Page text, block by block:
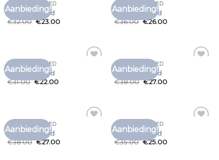
Aanbieding!
T SHIRT ALAN RED
t shirt alan red
€32.00 €23.00
Aanbieding!
T SHIRT ALAN RED
t shirt alan red
€36.00 €26.00
Aanbieding!
T SHIRT ALAN RED
t shirt alan red
€31.00 €22.00
Aanbieding!
T SHIRT ALAN RED
t shirt alan red
€38.00 €27.00
Aanbieding!
T SHIRT ALAN RED
t shirt alan red
€38.00 €27.00
Aanbieding!
T SHIRT ALAN RED
t shirt alan red
€35.00 €25.00